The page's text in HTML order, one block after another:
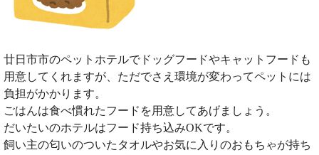
廿日市市のペットホテルでドッグフードやキャットフードも
用意してくれますが、ただでさえ環境が変わってペットには
負担がかかります。
ごはんは食べ慣れたフードを用意してあげましょう。
だいたいのホテルはフード持ち込みOKです。
飼い主の匂いのついたタオルやお気に入りのおもちゃが持ち